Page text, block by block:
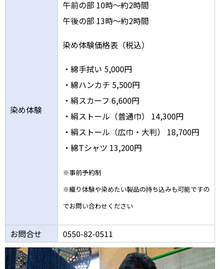
染め体験
午前の部 10時～約2時間
午後の部 13時～約2時間
染め体験価格表（税込）
・綿手拭い 5,000円
・綿ハンカチ 5,500円
・絹スカーフ 6,600円
・絹ストール（普通巾） 14,300円
・絹ストール（広巾・大判） 18,700円
・綿Tシャツ 13,200円
※事前予約制
※織り体験や染めたい製品の持ち込みも可能ですの
でお問い合わせください
お問合せ 0550-82-0511